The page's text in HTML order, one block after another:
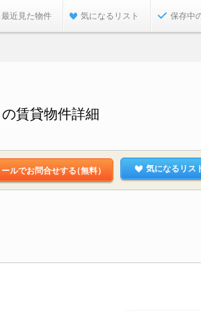
最近見た物件 気になるリスト 保存中
賃貸物件詳細
ールでお問合せする（無料） 気になるリス